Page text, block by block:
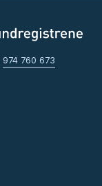
974 760 673